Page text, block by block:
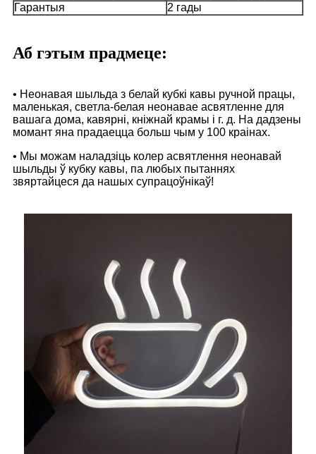
Гарантыя
2 гады
Аб гэтым прадмеце:
• Неонавая шыльда з белай кубкі кавы ручной працы,
маленькая, светла-белая неонавае асвятленне для
вашага дома, кавярні, кніжнай крамы і г. д. На дадзены
момант яна прадаецца больш чым у 100 краінах.
• Мы можам наладзіць колер асвятлення неонавай
шыльды ў кубку кавы, па любых пытаннях
звяртайцеся да нашых супрацоўнікаў!